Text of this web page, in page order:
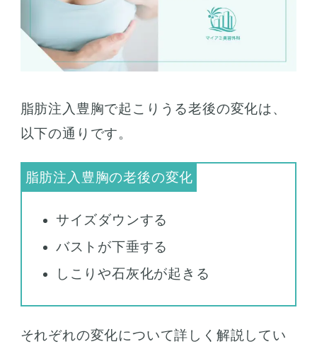
脂肪注入豊胸で起こりうる老後の変化は、
以下の通りです。
サイズダウンする
バストが下垂する
しこりや石灰化が起きる
それぞれの変化について詳しく解説してい